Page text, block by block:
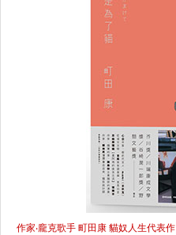
作家‧龐克歌手 町田康 貓奴人生代表作